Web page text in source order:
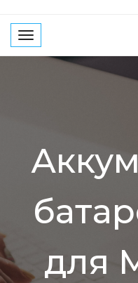
Toggle navigation
для